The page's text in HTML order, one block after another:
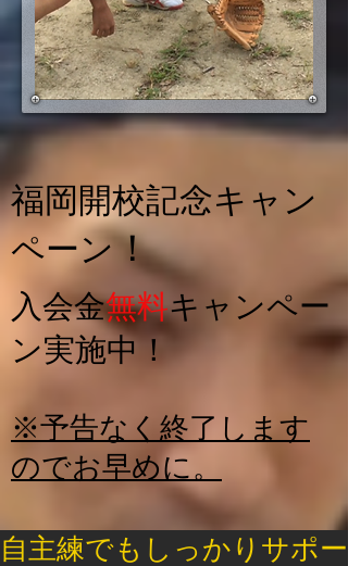
福岡開校記念キャン
ペーン ！
入会金無料キャンペー
ン実施中！
※予告なく終了します
のでお早めに。
自主練でもしっかりサポー